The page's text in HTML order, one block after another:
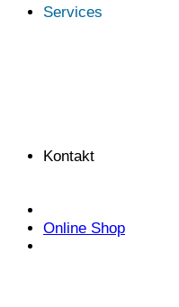
Services
Kontakt
Online Shop